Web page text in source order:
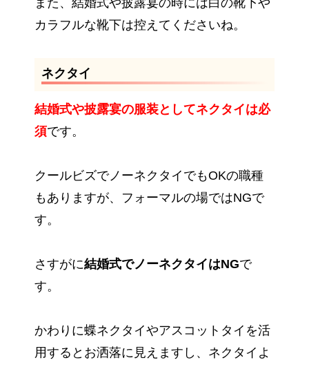
また、結婚式や披露宴の時には白の靴下や
カラフルな靴下は控えてくださいね。
ネクタイ
結婚式や披露宴の服装としてネクタイは必
須です。
クールビズでノーネクタイでもOKの職種
もありますが、フォーマルの場ではNGで
す。
さすがに結婚式でノーネクタイはNGで
す。
かわりに蝶ネクタイやアスコットタイを活
用するとお洒落に見えますし、ネクタイよ